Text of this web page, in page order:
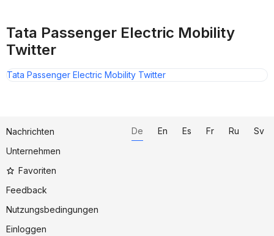
Tata Passenger Electric Mobility
Twitter
Tata Passenger Electric Mobility Twitter
Nachrichten
Unternehmen
Favoriten
Feedback
Nutzungsbedingungen
Einloggen
De En Es Fr Ru Sv